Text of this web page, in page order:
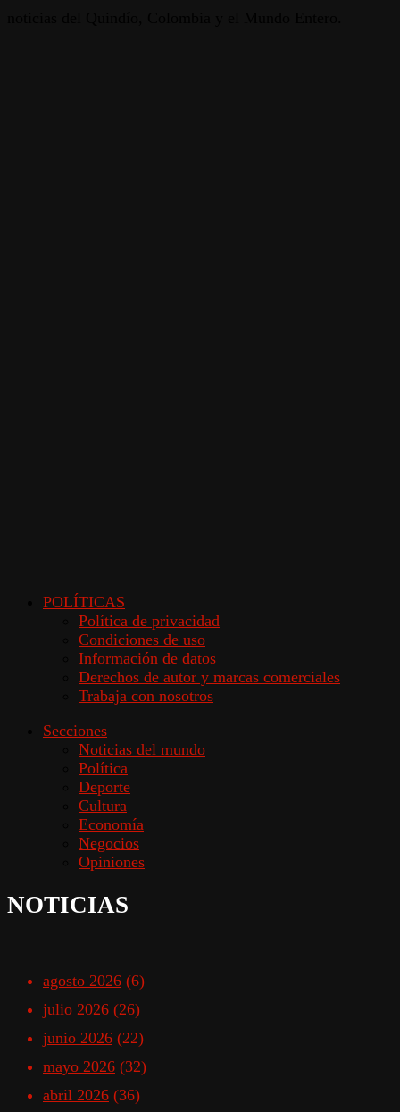
POLÍTICAS
Política de privacidad
Condiciones de uso
Información de datos
Derechos de autor y marcas comerciales
Trabaja con nosotros
Secciones
Noticias del mundo
Política
Deporte
Cultura
Economía
Negocios
Opiniones
NOTICIAS
agosto 2026 (6)
julio 2026 (26)
junio 2026 (22)
mayo 2026 (32)
abril 2026 (36)